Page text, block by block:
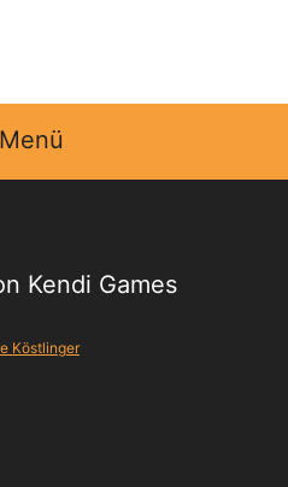
Menü
Kendi Games
Köstlinger